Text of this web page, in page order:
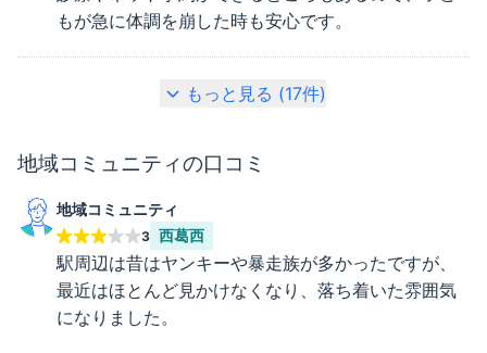
もが急に体調を崩した時も安心です。
もっと見る (17件)
地域コミュニティの口コミ
地域コミュニティ
3 西葛西
駅周辺は昔はヤンキーや暴走族が多かったですが、
最近はほとんど見かけなくなり、落ち着いた雰囲気
になりました。